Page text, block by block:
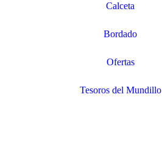
Calceta
Bordado
Ofertas
Tesoros del Mundillo